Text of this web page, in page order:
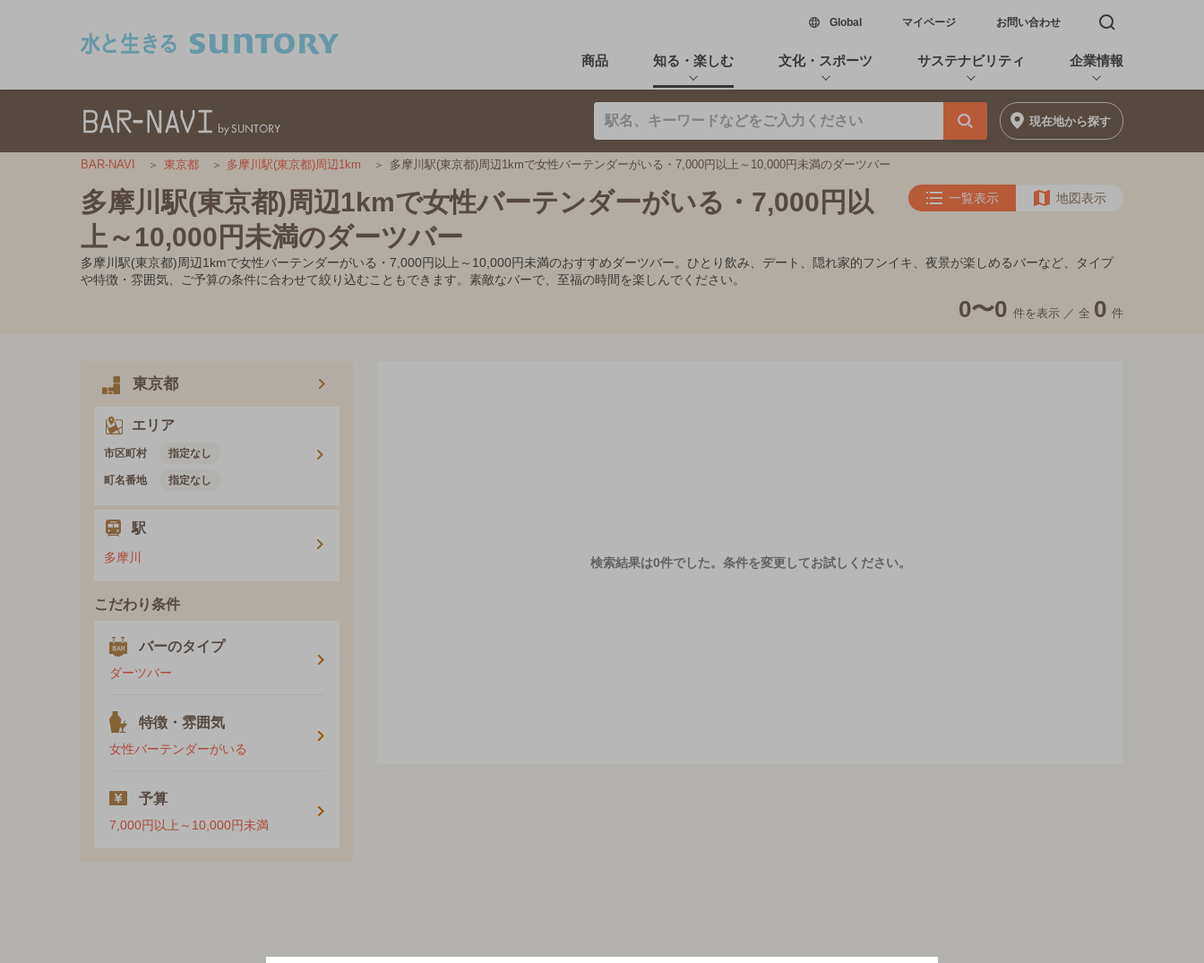
Global新しいウィンドウで開く
マイページ お問い合わせ 検索窓を開く
商品 知る・楽しむ 文化・スポーツ サステナビリティ 企業情報
現在地から探す
BAR-NAVI 東京都 多摩川駅(東京都)周辺1km 多摩川駅(東京都)周辺1kmで女性バーテンダーがいる・7,000円以上～10,000円未満のダーツバー
多摩川駅(東京都)周辺1kmで女性バーテンダーがいる・7,000円以
上～10,000円未満のダーツバー
一覧表示 地図表示
多摩川駅(東京都)周辺1kmで女性バーテンダーがいる・7,000円以上～10,000円未満のおすすめダーツバー。ひとり飲み、デート、隠れ家的フンイキ、夜景が楽しめるバーなど、タイプ
や特徴・雰囲気、ご予算の条件に合わせて絞り込むこともできます。素敵なバーで、至福の時間を楽しんでください。
0〜0 件を表示 ／ 全 0 件
東京都
エリア
市区町村 指定なし
町名番地 指定なし
駅
多摩川
こだわり条件
バーのタイプ
ダーツバー
特徴・雰囲気
女性バーテンダーがいる
予算
7,000円以上～10,000円未満
検索結果は0件でした。 条件を変更してお試しください。